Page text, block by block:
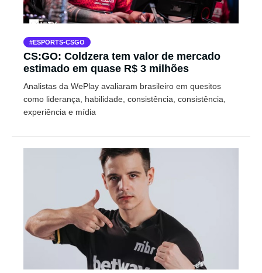
ESPORTS-CSGO
CS:GO: Coldzera tem valor de mercado
estimado em quase R$ 3 milhões
Analistas da WePlay avaliaram brasileiro em quesitos
como liderança, habilidade, consistência, consistência,
experiência e mídia